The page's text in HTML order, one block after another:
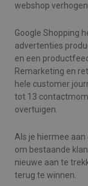
webshop
Google Shopping
advertenties
en een
Remarketing en
hele customer
tot 13
overtuigen.
Als je hiermee
om bestaande
nieuwe aan te
terug te winnen.